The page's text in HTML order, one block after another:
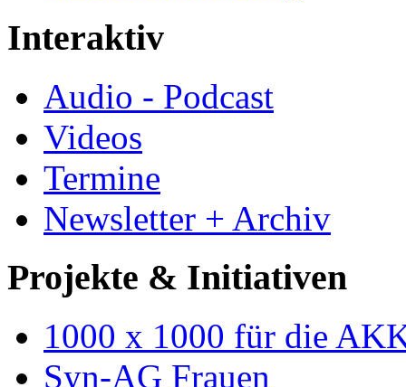
Interaktiv
Audio - Podcast
Videos
Termine
Newsletter + Archiv
Projekte & Initiativen
1000 x 1000 für die
Syn-AG Frauen